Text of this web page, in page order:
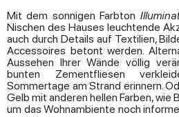
Mit dem sonnigen Farbton
Nischen des Hauses leuchtende
auch durch Details auf Textilien,
Accessoires betont werden.
Aussehen Ihrer Wände völlig
bunten Zementfliesen
Sommertage am Strand erinnern.
Gelb mit anderen hellen Farben, wie
um das Wohnambiente noch